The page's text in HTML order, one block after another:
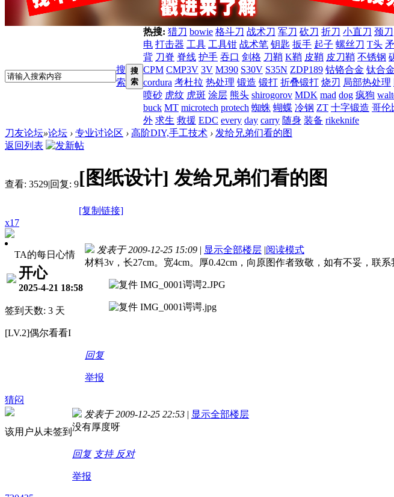
搜
索
搜
索
热搜: 猎刀 bowie 格斗刀 战术刀 军刀 砍刀 折刀 小直刀 颈刀
电 打击器 工具 工具钳 战术笔 钥匙 扳手 起子 螺丝刀 T头
背 刀脊 脊线 护手 吞口 剑格 刀鞘 K鞘 皮鞘 皮刀鞘 不锈钢
CPM CMP3V 3V M390 S30V S35N ZDP189 钴铬合金 钛合金
cordura 考杜拉 热处理 锻造 锻打 折叠锻打 烧刃 局部热处理
喷砂 虎纹 虎斑 涂层 熊头 shirogorov MDK mad dog 疯狗
buck MT microtech protech 蜘蛛 蝴蝶 冷钢 ZT 十字锻造 哥伦
外 求生 救援 EDC every day carry 随身 装备 rikeknife
刀友论坛»论坛 › 专业讨论区 › 高阶DIY,手工技术 › 发给兄弟们看的图
返回列表
查看: 3529|回复: 9[图纸设计] 发给兄弟们看的图
[复制链接]
x17
TA的每日心情
开心
2025-4-21 18:58
签到天数: 3 天
[LV.2]偶尔看看I
发表于 2009-12-25 15:09 | 显示全部楼层 |阅读模式
材料3v，长27cm。宽4cm。厚0.42cm，向原图作者致敬，如有不妥，联系
回复
举报
猜闷
该用户从未签到
发表于 2009-12-25 22:53 | 显示全部楼层
没有厚度呀
回复 支持 反对
举报